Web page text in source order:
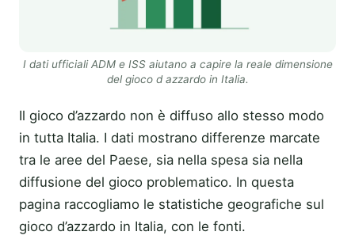
I dati ufficiali ADM e ISS aiutano a capire la reale dimensione
del gioco d azzardo in Italia.
Il gioco d’azzardo non è diffuso allo stesso modo
in tutta Italia. I dati mostrano differenze marcate
tra le aree del Paese, sia nella spesa sia nella
diffusione del gioco problematico. In questa
pagina raccogliamo le statistiche geografiche sul
gioco d’azzardo in Italia, con le fonti.